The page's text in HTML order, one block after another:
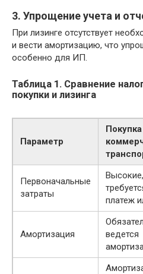
3. Упрощение учета и
При лизинге отсутствует
и вести амортизацию, что
особенно для ИП.
Таблица 1. Сравнение
покупки и лизинга
Параметр
Покупка
Первоначальные
затраты
Высокие,
платеж
Амортизация
ведется